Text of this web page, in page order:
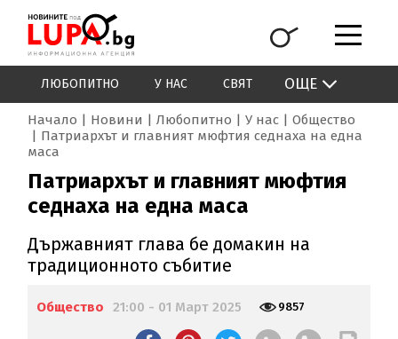
ЛЮБОПИТНО У НАС СВЯТ ОЩЕ
Начало Новини Любопитно У нас
Общество
Патриархът и главният мюфтия седнаха на една
маса
Патриархът и главният мюфтия
седнаха на една маса
Държавният глава бе домакин на
традиционното събитие
Общество 21:00 - 01 Март 2025 9857